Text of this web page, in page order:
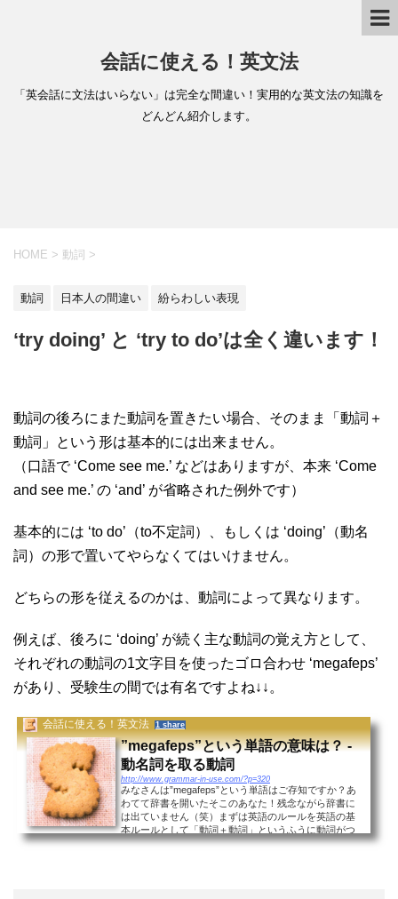
会話に使える！英文法
「英会話に文法はいらない」は完全な間違い！実用的な英文法の知識を
どんどん紹介します。
HOME > 動詞 >
動詞 日本人の間違い 紛らわしい表現
‘try doing’ と ‘try to do’は全く違います！
動詞の後ろにまた動詞を置きたい場合、そのまま「動詞＋
動詞」という形は基本的には出来ません。
（口語で ‘Come see me.’ などはありますが、本来 ‘Come
and see me.’ の ‘and’ が省略された例外です）
基本的には ‘to do’（to不定詞）、もしくは ‘doing’（動名
詞）の形で置いてやらなくてはいけません。
どちらの形を従えるのかは、動詞によって異なります。
例えば、後ろに ‘doing’ が続く主な動詞の覚え方として、
それぞれの動詞の1文字目を使ったゴロ合わせ ‘megafeps’
があり、受験生の間では有名ですよね↓↓。
会話に使える！英文法 1 share
”megafeps”という単語の意味は？ -
動名詞を取る動詞
http://www.grammar-in-use.com/?p=320
みなさんは”megafeps”という単語はご存知ですか？あ
わてて辞書を開いたそこのあなた！残念ながら辞書に
は出ていません（笑）まずは英語のルールを英語の基
本ルールとして「動詞＋動詞」というふうに動詞がつ
ながることは許されません。（ただし、くだけた会話